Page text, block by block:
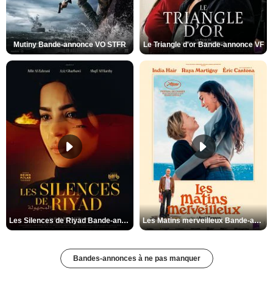
Mutiny Bande-annonce VO STFR Le Triangle d'or Bande-annonce VF
Les Silences de Riyad Bande-annonce VO STFR Les Matins merveilleux Bande-annonce VF
Bandes-annonces à ne pas manquer